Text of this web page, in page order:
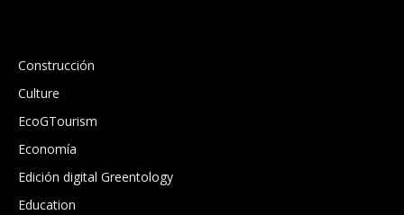
Construcción
Culture
EcoGTourism
Economía
Edición digital Greentology
Education